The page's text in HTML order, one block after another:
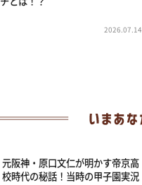
2026.07.14
元阪神・原口文仁が明かす帝京高
校時代の秘話！当時の甲子園実況